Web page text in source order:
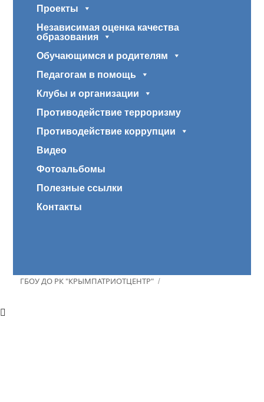
Проекты
Независимая оценка качества
образования
Обучающимся и родителям
Педагогам в помощь
Клубы и организации
Противодействие терроризму
Противодействие коррупции
Видео
Фотоальбомы
Полезные ссылки
Контакты
ГБОУ ДО РК "КРЫМПАТРИОТЦЕНТР"